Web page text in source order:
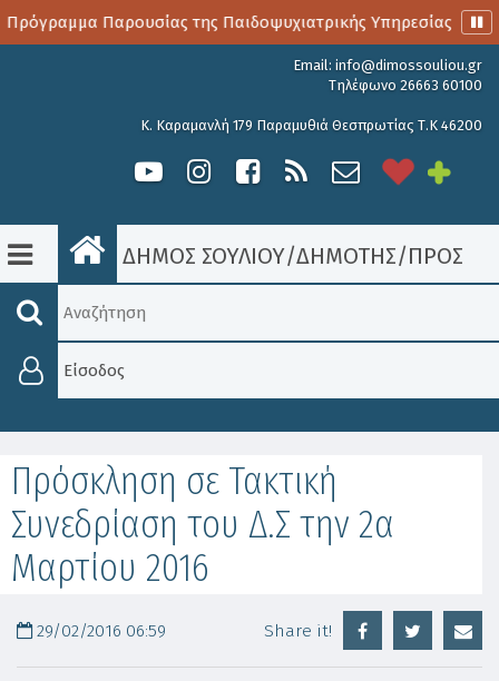
Παρουσίας της Παιδοψυχιατρικής Υπηρεσίας
Email: info@dimossouliou.gr
Τηλέφωνο 26663 60100
Κ. Καραμανλή 179 Παραμυθιά Θεσπρωτίας Τ.Κ 46200
ΔΗΜΟΣ ΣΟΥΛΙΟΥ/ΔΗΜΟΤΗΣ/
Είσοδος
Πρόσκληση σε Τακτική
Συνεδρίαση του Δ.Σ την 2α
Μαρτίου 2016
29/02/2016 06:59 Share it!